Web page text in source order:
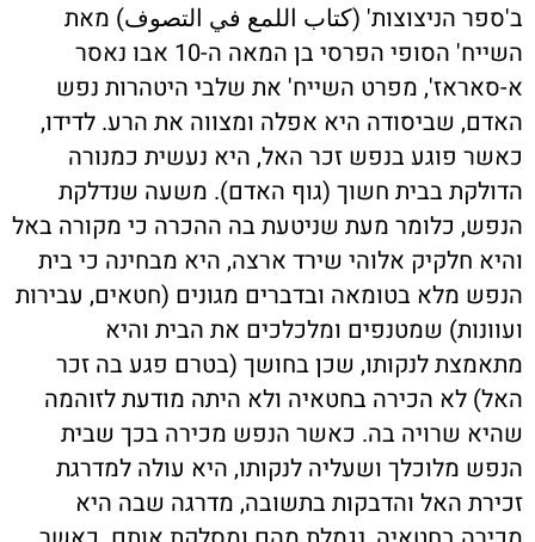
ב'ספר הניצוצות' (كتاب اللمع في التصوف) מאת
השייח' הסופי הפרסי בן המאה ה-10 אבו נאסר
א-סאראז', מפרט השייח' את שלבי היטהרות נפש
האדם, שביסודה היא אפלה ומצווה את הרע. לדידו,
כאשר פוגע בנפש זכר האל, היא נעשית כמנורה
הדולקת בבית חשוך (גוף האדם). משעה שנדלקת
הנפש, כלומר מעת שניטעת בה ההכרה כי מקורה באל
והיא חלקיק אלוהי שירד ארצה, היא מבחינה כי בית
הנפש מלא בטומאה ובדברים מגונים (חטאים, עבירות
ועוונות) שמטנפים ומלכלכים את הבית והיא
מתאמצת לנקותו, שכן בחושך (בטרם פגע בה זכר
האל) לא הכירה בחטאיה ולא היתה מודעת לזוהמה
שהיא שרויה בה. כאשר הנפש מכירה בכך שבית
הנפש מלוכלך ושעליה לנקותו, היא עולה למדרגת
זכירת האל והדבקות בתשובה, מדרגה שבה היא